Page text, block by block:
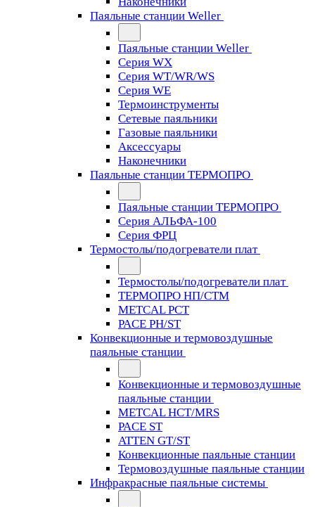
Паяльные станции Weller
Паяльные станции Weller
Серия WX
Серия WT/WR/WS
Серия WE
Термоинструменты
Сетевые паяльники
Газовые паяльники
Аксессуары
Наконечники
Паяльные станции ТЕРМОПРО
Паяльные станции ТЕРМОПРО
Серия АЛЬФА-100
Серия ФРЦ
Термостолы/подогреватели плат
Термостолы/подогреватели плат
ТЕРМОПРО НП/СТМ
METCAL PCT
PACE PH/ST
Конвекционные и термовоздушные
паяльные станции
Конвекционные и термовоздушные
паяльные станции
METCAL HCT/MRS
PACE ST
ATTEN GT/ST
Конвекционные паяльные станции
Термовоздушные паяльные станции
Инфракрасные паяльные системы